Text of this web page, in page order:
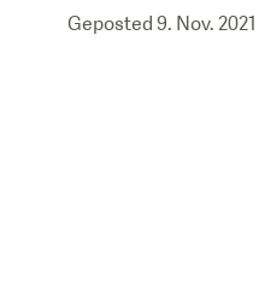
Geposted 9. Nov. 2021